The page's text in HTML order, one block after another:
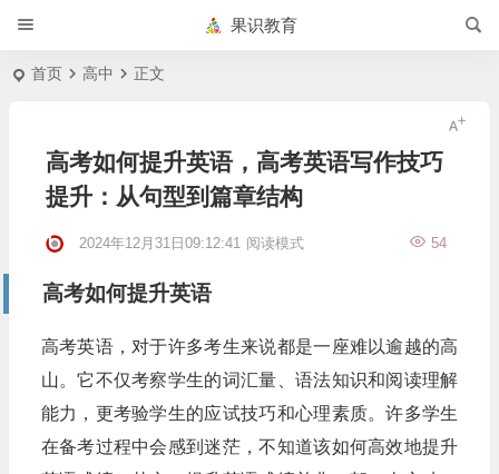
果识教育
首页 高中 正文
高考如何提升英语，高考英语写作技巧
提升：从句型到篇章结构
2024年12月31日09:12:41 54
阅读模式
高考如何提升英语
高考英语，对于许多考生来说都是一座难以逾越的高
山。它不仅考察学生的词汇量、语法知识和阅读理解
能力，更考验学生的应试技巧和心理素质。许多学生
在备考过程中会感到迷茫，不知道该如何高效地提升